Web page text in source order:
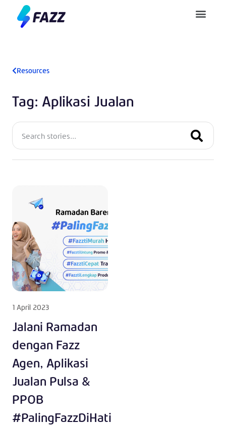
Resources
Tag: Aplikasi Jualan
1 April 2023
Jalani Ramadan
dengan Fazz
Agen, Aplikasi
Jualan Pulsa &
PPOB
#PalingFazzDiHati